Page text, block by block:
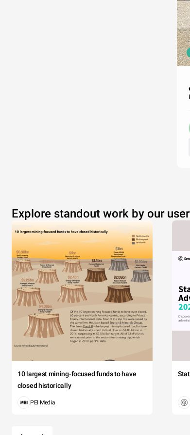
Explore standout work by our
10 largest mining-focused funds to have
closed historically
PEI Media